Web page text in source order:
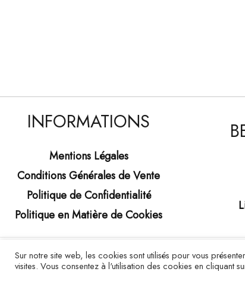
INFORMATIONS
Mentions Légales
Conditions Générales de Vente
Politique de Confidentialité
Politique en Matière de Cookies
Sur notre site web, les cookies sont utilisés pour vous
visites. Vous consentez à l'utilisation des cookies en cliquant